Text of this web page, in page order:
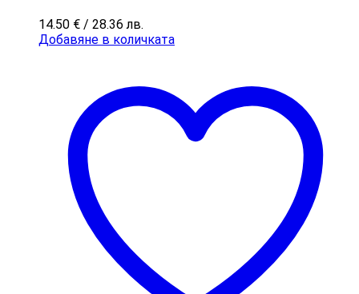
14.50 € / 28.36 лв.
Добавяне в количката